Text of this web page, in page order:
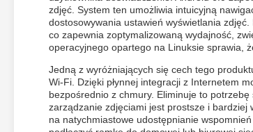
zdjęć. System ten umożliwia intuicyjną
dostosowywania ustawień wyświetlania
co zapewnia zoptymalizowaną wydajność,
operacyjnego opartego na Linuksie sprawia,
Jedną z wyróżniających się cech tego
Wi-Fi. Dzięki płynnej integracji z Internetem
bezpośrednio z chmury. Eliminuje to
zarządzanie zdjęciami jest prostsze i bardziej
na natychmiastowe udostępnianie